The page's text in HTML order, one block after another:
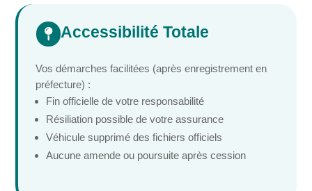
 Accessibilité Totale
Vos démarches facilitées (après enregistrement en
préfecture) :
Fin officielle de votre responsabilité
Résiliation possible de votre assurance
Véhicule supprimé des fichiers officiels
Aucune amende ou poursuite après cession